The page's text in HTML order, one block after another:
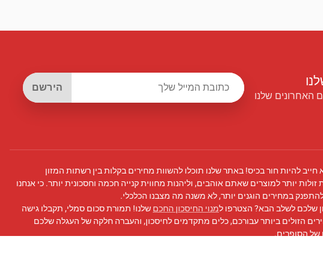
האחרונים שלנו
הירשם
להיות חור בכיס! באתר שלנו תוכלו להשוות מחירים בקלות בין רשתות המזון
זולות יותר למוצרים שאתם אוהבים, וליהנות מחווית קנייה חכמה וחסכונית יותר. כי אנחנו
במחירים הוגנים יותר, לא משנה מה מצבנו הכלכלי.
שלכם לשלב הבא? הצטרפו למנוי החיסכון החכם שלנו! תמורת סכום סמלי, תקבלו גישה
הזולים ביותר עבורכם, כלים מתקדמים לחיסכון, והעברה חלקה של העגלה שלכם
של הסופרים.